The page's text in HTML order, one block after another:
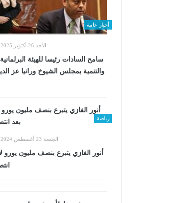
أخبار عامة
الأحد 26 أكتوبر 2025 01:16 مساءً
سامح السادات رئيسا للهيئة
والتنمية بمجلس الشيوخ ورانيا عز
رياضة
الجمعة 23 أغسطس 2024 10:05 مساءً
أنور الغازي يتبرع بنصف مليون يورو